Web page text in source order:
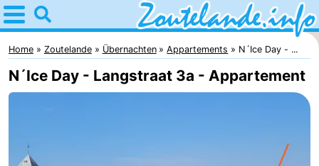
Home
Zoutelande
Tipps
kindern
Webcam
Home Zoutelande Übernachten Appartements N´Ice Day - ...
N´Ice Day - Langstraat 3a - Appartement